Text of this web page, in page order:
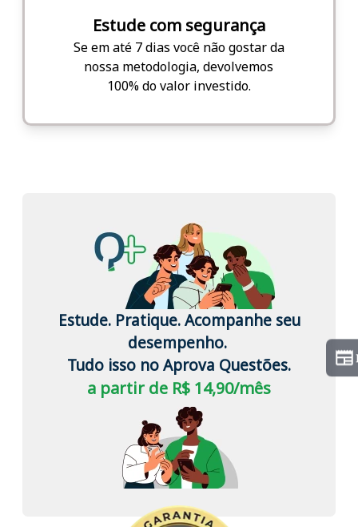
Estude com segurança
Se em até 7 dias você não gostar da
nossa metodologia, devolvemos
100% do valor investido.
Estude. Pratique. Acompanhe seu
desempenho.
Tudo isso no Aprova Questões.
a partir de R$ 14,90/mês